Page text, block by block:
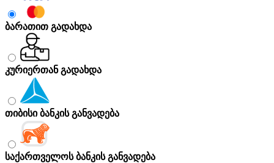
ბარათით გადახდა
კურიერთან გადახდა
თიბისი ბანკის განვადება
საქართველოს ბანკის განვადება